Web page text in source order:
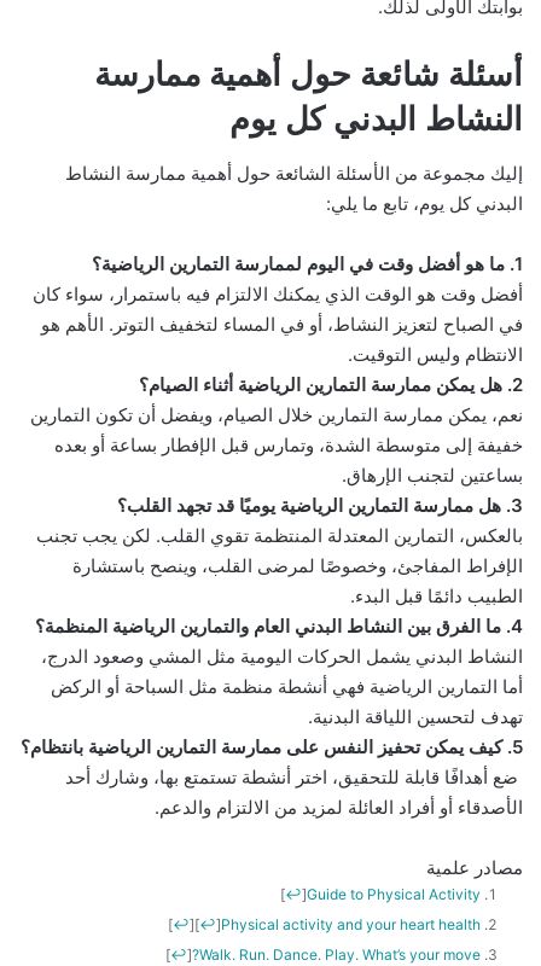
بوابتك الأولى لذلك.
أسئلة شائعة حول أهمية ممارسة
النشاط البدني كل يوم
إليك مجموعة من الأسئلة الشائعة حول أهمية ممارسة النشاط
البدني كل يوم، تابع ما يلي:
1. ما هو أفضل وقت في اليوم لممارسة التمارين الرياضية؟
أفضل وقت هو الوقت الذي يمكنك الالتزام فيه باستمرار، سواء كان
في الصباح لتعزيز النشاط، أو في المساء لتخفيف التوتر. الأهم هو
الانتظام وليس التوقيت.
2. هل يمكن ممارسة التمارين الرياضية أثناء الصيام؟
نعم، يمكن ممارسة التمارين خلال الصيام، ويفضل أن تكون التمارين
خفيفة إلى متوسطة الشدة، وتمارس قبل الإفطار بساعة أو بعده
بساعتين لتجنب الإرهاق.
3. هل ممارسة التمارين الرياضية يوميًا قد تجهد القلب؟
بالعكس، التمارين المعتدلة المنتظمة تقوي القلب. لكن يجب تجنب
الإفراط المفاجئ، وخصوصًا لمرضى القلب، وينصح باستشارة
الطبيب دائمًا قبل البدء.
4. ما الفرق بين النشاط البدني العام والتمارين الرياضية المنظمة؟
النشاط البدني يشمل الحركات اليومية مثل المشي وصعود الدرج،
أما التمارين الرياضية فهي أنشطة منظمة مثل السباحة أو الركض
تهدف لتحسين اللياقة البدنية.
5. كيف يمكن تحفيز النفس على ممارسة التمارين الرياضية بانتظام؟
ضع أهدافًا قابلة للتحقيق، اختر أنشطة تستمتع بها، وشارك أحد
الأصدقاء أو أفراد العائلة لمزيد من الالتزام والدعم.
مصادر علمية
Guide to Physical Activity
[
↩
]
Physical activity and your heart health
[
↩
]
[
↩
]
Walk. Run. Dance. Play. What’s your move?
[
↩
]